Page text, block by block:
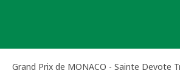
Grand Prix de MONACO - Sainte Devote